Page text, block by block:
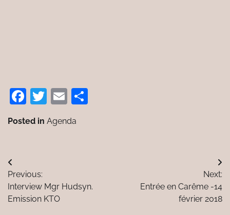
Facebook
Twitter
Email
Posted in Agenda
Navigation
de
l’article
Previous:
Interview Mgr Hudsyn.
Emission KTO
Next:
Entrée en Carême -14
février 2018